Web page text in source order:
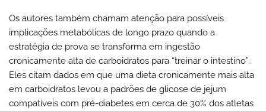
Os autores também chamam atenção para possíveis
implicações metabólicas de longo prazo quando a
estratégia de prova se transforma em ingestão
cronicamente alta de carboidratos para “treinar o intestino”.
Eles citam dados em que uma dieta cronicamente mais alta
em carboidratos levou a padrões de glicose de jejum
compatíveis com pré-diabetes em cerca de 30% dos atletas